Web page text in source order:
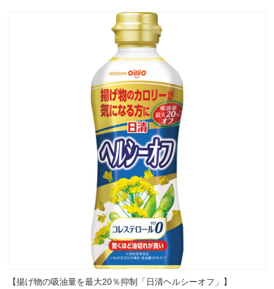
【揚げ物の吸油量を最大20％抑制「日清ヘルシーオフ」】